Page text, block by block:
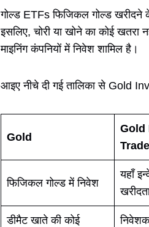
गोल्ड ETFs फिजिकल गोल्ड खरीदने
इसलिए, चोरी या खोने का कोई खतरा
माइनिंग कंपनियों में निवेश शामिल है।
आइए नीचे दी गई तालिका से Gold
Gold
Gold
फिजिकल गोल्ड में निवेश
यहाँ
डीमैट खाते की कोई